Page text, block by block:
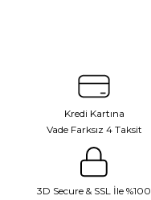
Kredi Kartına
Vade Farksız 4 Taksit
3D Secure & SSL İle %100